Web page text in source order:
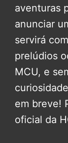
aventuras
anunciar
servirá
prelúdios
MCU, e
em breve!
oficial da